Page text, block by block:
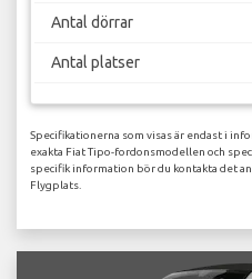
Antal dörrar
Antal platser
Specifikationerna som visas är endast i
exakta Fiat Tipo-fordonsmodellen och
specifik information bör du kontakta det
Flygplats.